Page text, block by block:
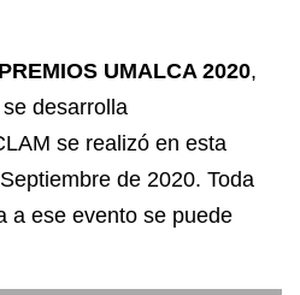
PREMIOS UMALCA 2020,
desarrolla
se realizó en esta
de 2020. Toda
a ese evento se puede